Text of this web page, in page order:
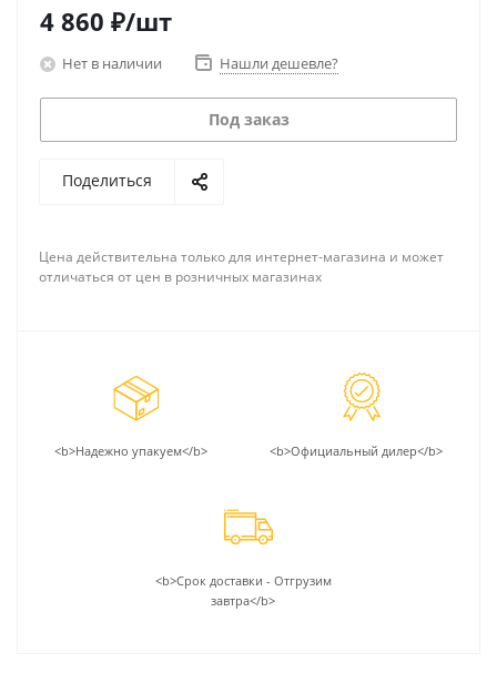
4 860 ₽/шт
Нет в наличии Нашли дешевле?
Под заказ
Поделиться
Цена действительна только для интернет-магазина и может
отличаться от цен в розничных магазинах
<b>Надежно упакуем</b> <b>Официальный дилер</b>
<b>Срок доставки - Отгрузим
завтра</b>